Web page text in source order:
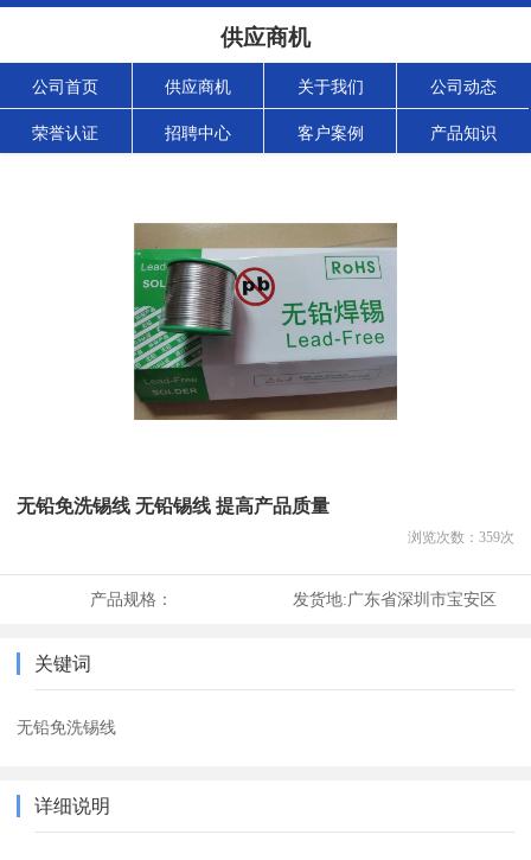
供应商机
公司首页 供应商机 关于我们 公司动态
荣誉认证 招聘中心 客户案例 产品知识
无铅免洗锡线 无铅锡线 提高产品质量
浏览次数： 359次
产品规格： 发货地:广东省深圳市宝安区
关键词
无铅免洗锡线
详细说明